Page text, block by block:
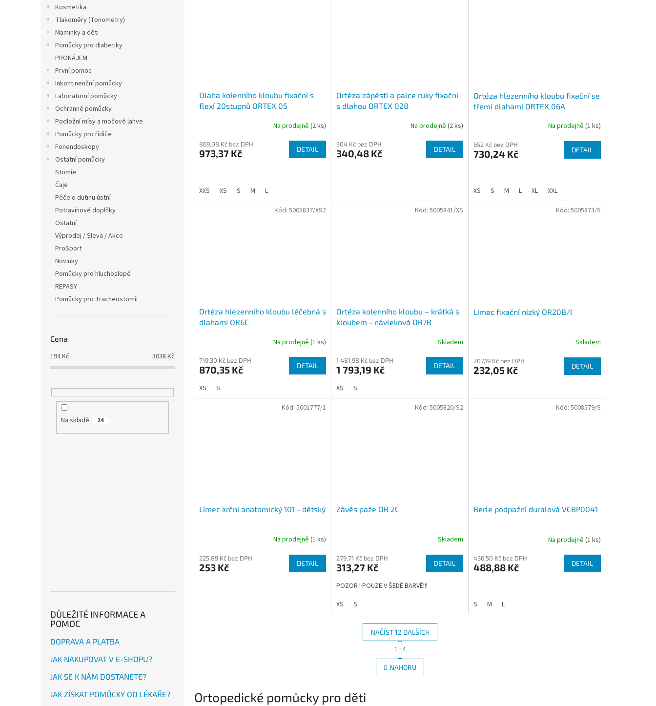
Kosmetika
Tlakoměry (Tonometry)
Maminky a děti
Pomůcky pro diabetiky
PRONÁJEM
První pomoc
Inkontinenční pomůcky
Laboratorní pomůcky
Ochranné pomůcky
Podložní mísy a močové lahve
Pomůcky pro řidiče
Fonendoskopy
Ostatní pomůcky
Stomie
Čaje
Péče o dutinu ústní
Potravinové doplňky
Ostatní
Výprodej / Sleva / Akce
ProSport
Novinky
Pomůcky pro hluchoslepé
REPASY
Pomůcky pro Tracheostomii
Cena
194Kč 3038 Kč
Na skladě 24
DŮLEŽITÉ INFORMACE A
POMOC
DOPRAVA A PLATBA
JAK NAKUPOVAT V E-SHOPU?
JAK SE K NÁM DOSTANETE?
JAK ZÍSKAT POMŮCKY OD LÉKAŘE?
Dlaha kolenního kloubu fixační s
flexí 20stupnů ORTEX 05
Na prodejně (2 ks)
869,08 Kč bez DPH
973,37 Kč DETAIL
XXS XS S M L
Ortéza zápěstí a palce ruky fixační
s dlahou ORTEX 028
Na prodejně (2 ks)
304 Kč bez DPH
340,48 Kč DETAIL
Ortéza hlezenního kloubu fixační se
třemi dlahami ORTEX 06A
produktu
je
hvězdiček.
Na prodejně (1 ks)
652 Kč bez DPH
730,24 Kč DETAIL
XS S M L XL XXL
Ortéza hlezenního kloubu léčebná s
dlahami OR6C
Na prodejně (1 ks)
719,30 Kč bez DPH
870,35 Kč DETAIL
XS S
Kód: 5005837/XS2
Ortéza kolenního kloubu – krátká s
kloubem - návleková OR7B
Skladem
1 481,98 Kč bez DPH
1 793,19 Kč DETAIL
XS S
Kód: 5005841/XS
Límec fixační nízký OR20B/I
Skladem
207,19 Kč bez DPH
232,05 Kč DETAIL
Kód: 5005873/S
Límec krční anatomický 101 - dětský
Na prodejně (1 ks)
225,89 Kč bez DPH
253 Kč DETAIL
Kód: 5001777/1
Závěs paže OR 2C
Skladem
279,71 Kč bez DPH
313,27 Kč DETAIL
POZOR ! POUZE V ŠEDÉ BARVĚ!!!
XS
S
Kód: 5005820/S2
Berle podpažní duralová VCBP0041
Na prodejně (1 ks)
436,50 Kč bez DPH
488,88 Kč DETAIL
S M L
Kód: 5008579/S
O
v
l
NAČÍST 12 DALŠÍCH
S
t
r
á
n
1 4
NAHORU
Ortopedické pomůcky pro děti